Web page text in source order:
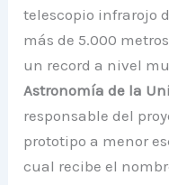
telescopio infrarojo
más de 5.000
un record a nivel
Astronomía de la
responsable del
prototipo a menor
cual recibe el